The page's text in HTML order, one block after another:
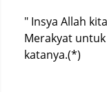
" Insya Allah
Merakyat
katanya.(*)